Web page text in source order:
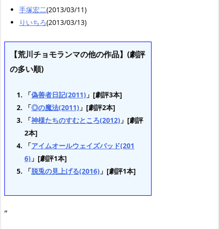
手塚宏二(2013/03/11)
りいちろ(2013/03/13)
【荒川チョモランマの他の作品】(劇評
の多い順)
「偽善者日記(2011) 」[劇評3本]
「◎の魔法(2011) 」[劇評2本]
「神様たちのすむところ(2012) 」[劇評
2本]
「アイムオールウェイズバッド(201
6) 」[劇評1本]
「脱兎の見上げる(2016) 」[劇評1本]
“